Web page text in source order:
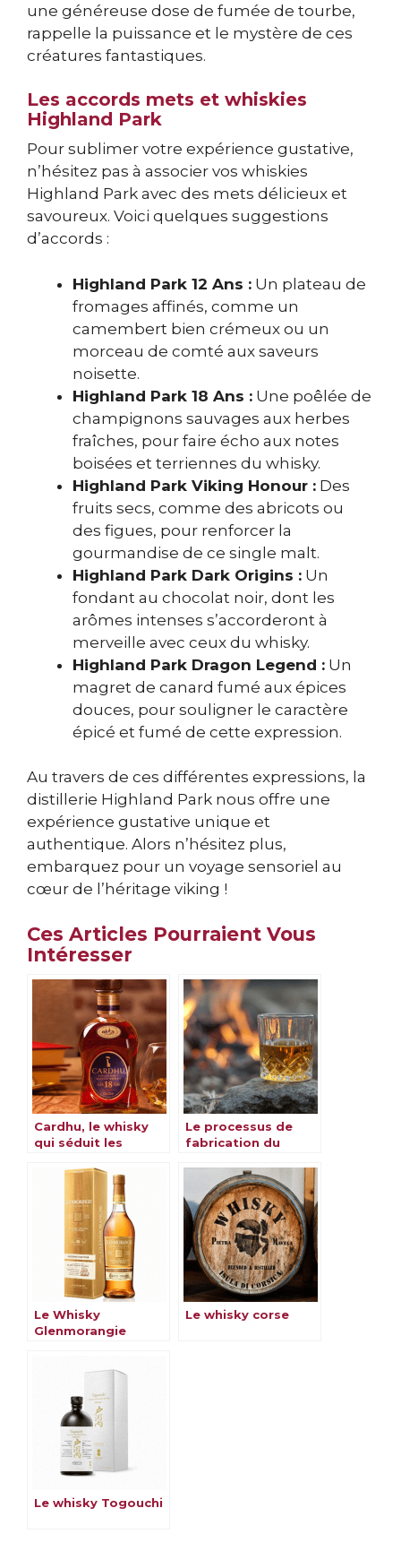
une généreuse dose de fumée de tourbe,
rappelle la puissance et le mystère de ces
créatures fantastiques.
Les accords mets et whiskies
Highland Park
Pour sublimer votre expérience gustative,
n’hésitez pas à associer vos whiskies
Highland Park avec des mets délicieux et
savoureux. Voici quelques suggestions
d’accords :
Highland Park 12 Ans : Un plateau de
fromages affinés, comme un
camembert bien crémeux ou un
morceau de comté aux saveurs
noisette.
Highland Park 18 Ans : Une poêlée de
champignons sauvages aux herbes
fraîches, pour faire écho aux notes
boisées et terriennes du whisky.
Highland Park Viking Honour : Des
fruits secs, comme des abricots ou
des figues, pour renforcer la
gourmandise de ce single malt.
Highland Park Dark Origins : Un
fondant au chocolat noir, dont les
arômes intenses s’accorderont à
merveille avec ceux du whisky.
Highland Park Dragon Legend : Un
magret de canard fumé aux épices
douces, pour souligner le caractère
épicé et fumé de cette expression.
Au travers de ces différentes expressions, la
distillerie Highland Park nous offre une
expérience gustative unique et
authentique. Alors n’hésitez plus,
embarquez pour un voyage sensoriel au
cœur de l’héritage viking !
Ces Articles Pourraient Vous
Intéresser
Cardhu, le whisky
qui séduit les
entier
Le processus de
fabrication du
Le Whisky
Glenmorangie
Le whisky corse
Le whisky Togouchi